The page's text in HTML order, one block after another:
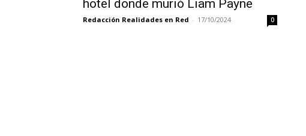
hotel donde murió Liam Payne
Redacción Realidades en Red - 17/10/2024 0